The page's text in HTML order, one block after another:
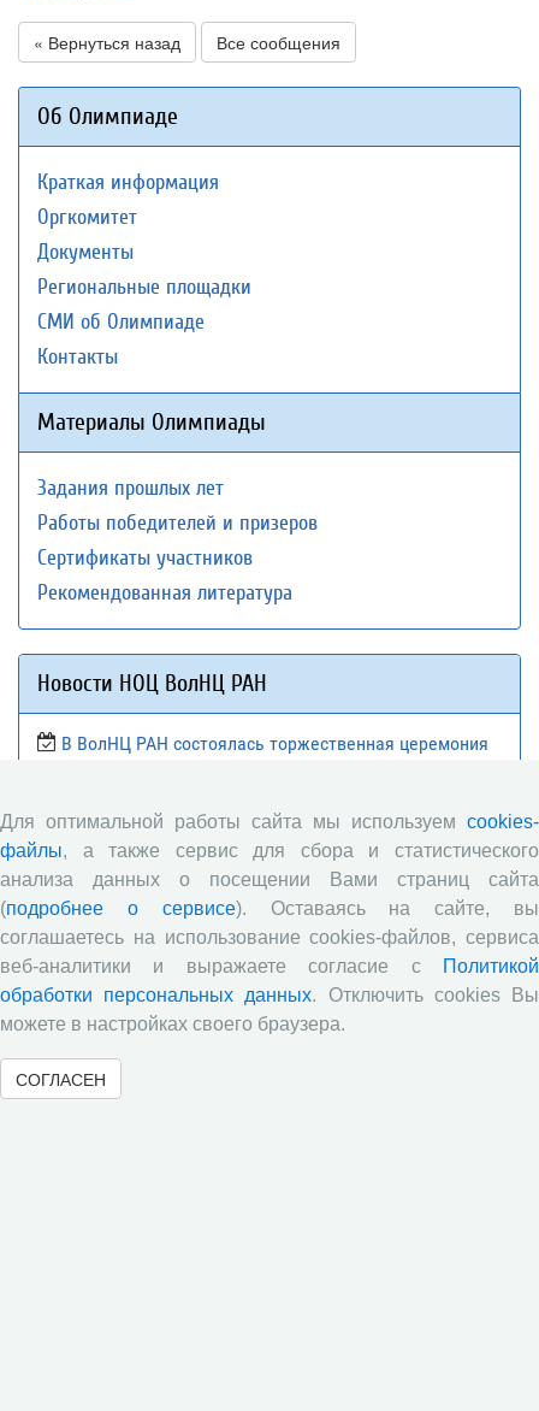
« Вернуться назад Все сообщения
Об Олимпиаде
Краткая информация
Оргкомитет
Документы
Региональные площадки
СМИ об Олимпиаде
Контакты
Материалы Олимпиады
Задания прошлых лет
Работы победителей и призеров
Сертификаты участников
Рекомендованная литература
Новости НОЦ ВолНЦ РАН
В ВолНЦ РАН состоялась торжественная церемония
Подведены итоги просветительской работы Научно-
образовательного центра ВолНЦ РАН в 2025/2026
учебном году
Государственная итоговая аттестация в
магистратуре!
Внимание! В ВолНЦ РАН стартовала приемная
кампания! Приглашаем получить образование в
магистратуре и аспирантуре научной организации!
Научно-образовательный центр ВолНЦ РАН подвел
итоги ежегодного конкурса научно-исследовательских
Для оптимальной работы сайта мы используем cookies-
файлы, а также сервис для сбора и статистического
анализа данных о посещении Вами страниц сайта
(подробнее о сервисе). Оставаясь на сайте, вы
соглашаетесь на использование cookies-файлов, сервиса
веб-аналитики и выражаете согласие с
Политикой
обработки персональных данных. Отключить cookies Вы
можете в настройках своего браузера.
СОГЛАСЕН